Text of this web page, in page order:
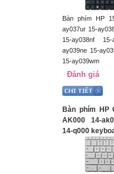
Bàn phím HP
ay037ur 15-
15-ay038nf
ay039ne 15-
15-ay039wm
Đánh giá
Bàn phím HP
AK000 14-
14-q000